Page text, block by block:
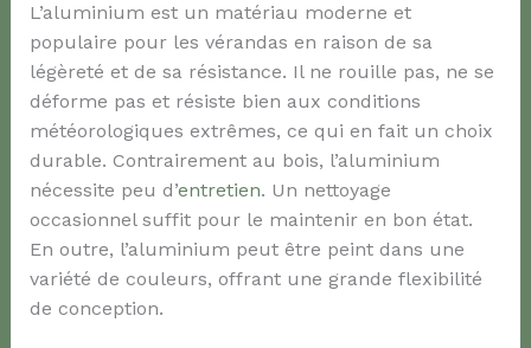
L’aluminium est un matériau moderne et
populaire pour les vérandas en raison de sa
légèreté et de sa résistance. Il ne rouille pas, ne se
déforme pas et résiste bien aux conditions
météorologiques extrêmes, ce qui en fait un choix
durable. Contrairement au bois, l’aluminium
nécessite peu d’entretien. Un nettoyage
occasionnel suffit pour le maintenir en bon état.
En outre, l’aluminium peut être peint dans une
variété de couleurs, offrant une grande flexibilité
de conception.